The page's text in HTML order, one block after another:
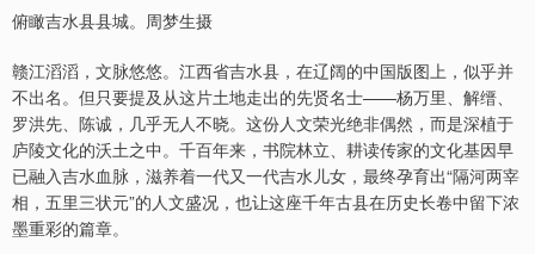
俯瞰吉水县县城。周梦生摄
赣江滔滔，文脉悠悠。江西省吉水县，在辽阔的中国版图上，似乎并
不出名。但只要提及从这片土地走出的先贤名士——杨万里、解缙、
罗洪先、陈诚，几乎无人不晓。这份人文荣光绝非偶然，而是深植于
庐陵文化的沃土之中。千百年来，书院林立、耕读传家的文化基因早
已融入吉水血脉，滋养着一代又一代吉水儿女，最终孕育出“隔河两宰
相，五里三状元”的人文盛况，也让这座千年古县在历史长卷中留下浓
墨重彩的篇章。